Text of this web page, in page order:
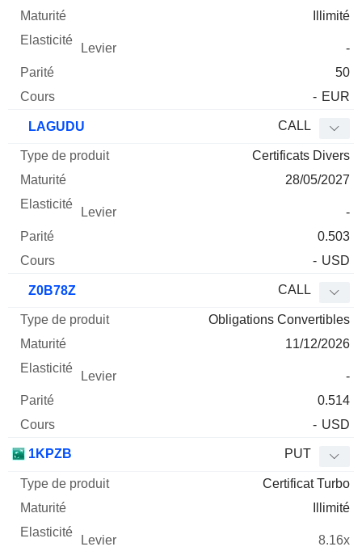
Illimité
-
50
- EUR
LAGUDU CALL
Certificats Divers
28/05/2027
-
0.503
- USD
Z0B78Z CALL
Obligations Convertibles
11/12/2026
-
0.514
- USD
1KPZB PUT
Certificat Turbo
Illimité
8.16x